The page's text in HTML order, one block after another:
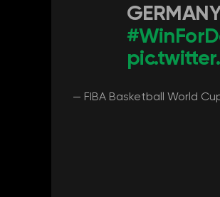
— FIBA Basketball World